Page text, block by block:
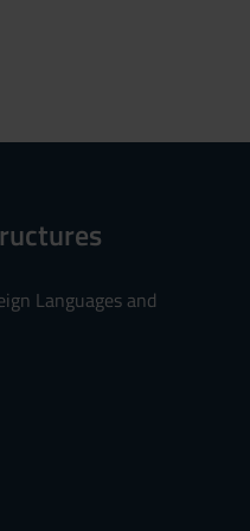
Languages and